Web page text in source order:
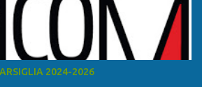
2024-2026